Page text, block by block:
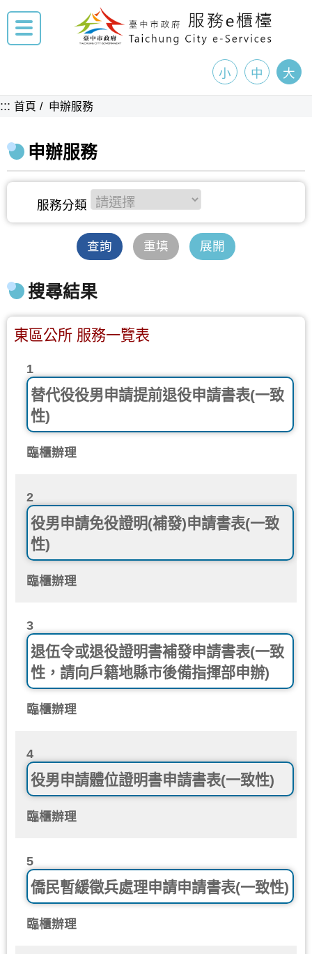
小 中 大
::: 首頁 申辦服務
申辦服務
查詢 重填 展開
搜尋結果
東區公所 服務一覽表
1
替代役役男申請提前退役申請書表(一致
性)
臨櫃辦理
2
役男申請免役證明(補發)申請書表(一致
性)
臨櫃辦理
3
退伍令或退役證明書補發申請書表(一致
性，請向戶籍地縣市後備指揮部申辦)
臨櫃辦理
4
役男申請體位證明書申請書表(一致性)
臨櫃辦理
5
僑民暫緩徵兵處理申請申請書表(一致性)
臨櫃辦理